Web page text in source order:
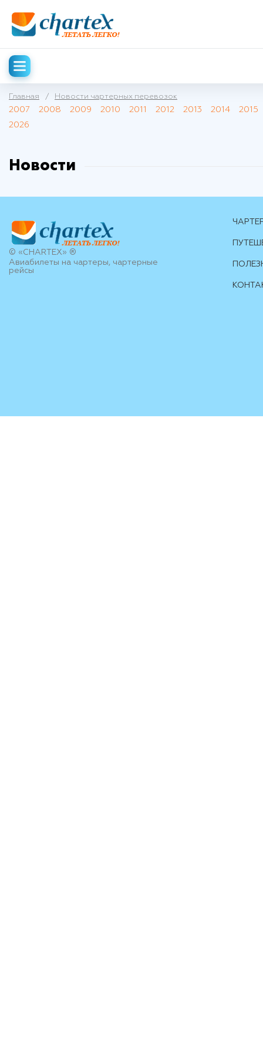
Главная / Новости чартерных перевозок
2007 2008 2009 2010 2011 2012 2013 2014
2015
2026
Новости
© «CHARTEX» ®
Авиабилеты на чартеры, чартерные
рейсы